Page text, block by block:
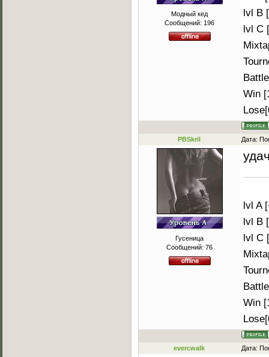
Модный кед
Сообщений: 196
lvl B
lvl C
Win
PBSkril Дата:
Гусеница
Сообщений: 76
lvl A
lvl B
lvl C
Win
evercwalk Дата: